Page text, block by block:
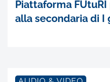
Piattaforma
alla secondaria di